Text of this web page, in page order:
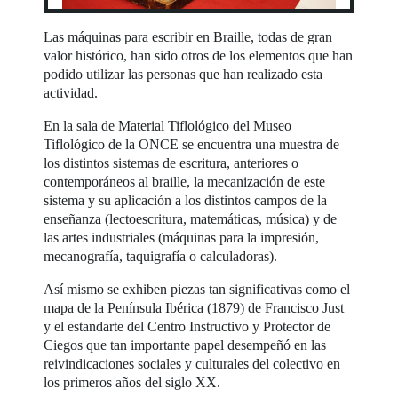
Las máquinas para escribir en Braille, todas de gran
valor histórico, han sido otros de los elementos que han
podido utilizar las personas que han realizado esta
actividad.
En la sala de Material Tiflológico del Museo
Tiflológico de la ONCE se encuentra una muestra de
los distintos sistemas de escritura, anteriores o
contemporáneos al braille, la mecanización de este
sistema y su aplicación a los distintos campos de la
enseñanza (lectoescritura, matemáticas, música) y de
las artes industriales (máquinas para la impresión,
mecanografía, taquigrafía o calculadoras).
Así mismo se exhiben piezas tan significativas como el
mapa de la Península Ibérica (1879) de Francisco Just
y el estandarte del Centro Instructivo y Protector de
Ciegos que tan importante papel desempeñó en las
reivindicaciones sociales y culturales del colectivo en
los primeros años del siglo XX.